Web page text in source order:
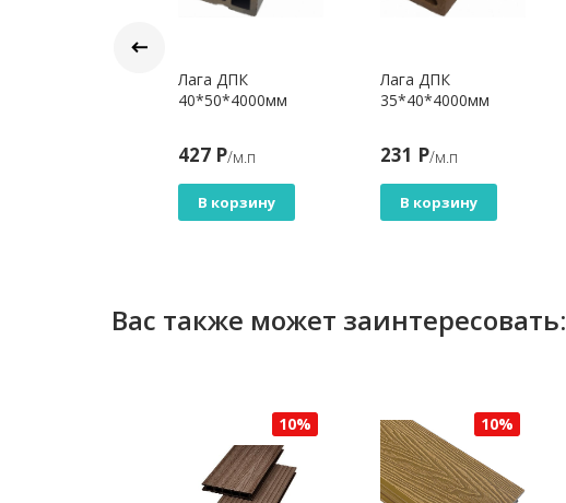
Лага ДПК
40*50*4000мм
427 Р/м.п
В корзину
Лага ДПК
35*40*4000мм
231 Р/м.п
В корзину
Вас также может заинтересовать:
10% 10%